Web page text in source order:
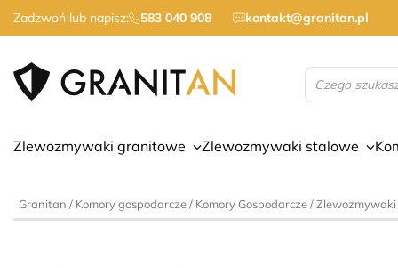
Zadzwoń lub napisz: 583 040 908 kontakt@granitan.pl
Wyszukiwarka
produktów
Zlewozmywaki granitowe Zlewozmywaki stalowe
Granitan / Komory gospodarcze/ Komory Gospodarcze/Zlewozmywaki